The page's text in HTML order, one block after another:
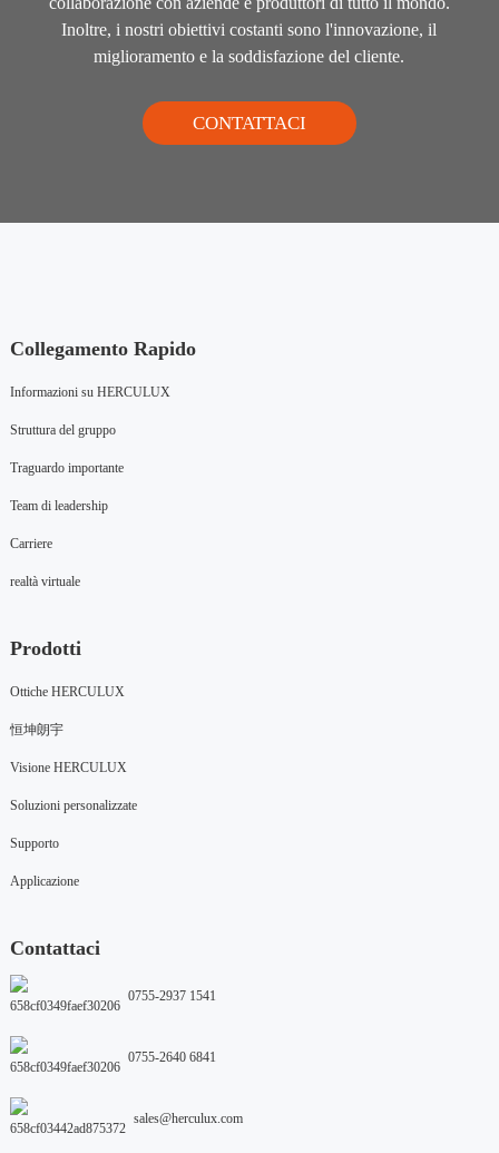
Inoltre, i nostri obiettivi costanti sono l'innovazione, il
miglioramento e la soddisfazione del cliente.
CONTATTACI
Collegamento Rapido
Informazioni su HERCULUX
Struttura del gruppo
Traguardo importante
Team di leadership
Carriere
realtà virtuale
Prodotti
Ottiche HERCULUX
恒坤朗宇
Visione HERCULUX
Soluzioni personalizzate
Supporto
Applicazione
Contattaci
0755-2937 1541
0755-2640 6841
sales@herculux.com